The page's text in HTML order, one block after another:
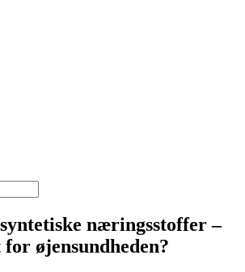
næringsstoffer –
øjensundheden?